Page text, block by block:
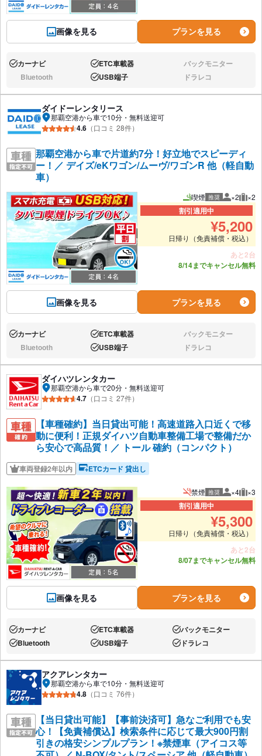
画像を見る プランを見る
あり:カーナビ あり:ETC車載器 なし:バックモニター
なし:Bluetooth あり:USB端子 なし:ドラレコ
ダイドーレンタリース
那覇空港から車で10分・無料送迎可
4.6 （口コミ 28件）
那覇空港から車で片道約7分！好立地でスピーディ
ー！／ デイズ/eKワゴン/ムーヴ/ワゴンR 他（軽自動
車）
画像を見る
喫煙 推奨 推奨人数
×2 推
×2
割引適用中
¥5,200
日帰り（免責補償・税込）
あと2台
8/14までキャンセル無料
プランを見る
あり:カーナビ あり:ETC車載器 なし:バックモニター
なし:Bluetooth あり:USB端子 なし:ドラレコ
ダイハツレンタカー
那覇空港から車で20分・無料送迎可
4.7 （口コミ 27件）
【車種確約】当日貸出可能！高速道路入口近くで移
動に便利！正規ダイハツ自動車整備工場で整備だか
ら安心で高品質！／ トール 確約（コンパクト）
車両登録2年以内 ETCカード 貸出し
画像を見る
禁煙 推奨 推奨人数
×4 推
×3
割引適用中
¥5,300
日帰り（免責補償・税込）
あと2台
8/07までキャンセル無料
プランを見る
あり:カーナビ あり:ETC車載器 あり:バックモニター
あり:Bluetooth あり:USB端子 あり:ドラレコ
アクアレンタカー
那覇空港から車で10分・無料送迎可
4.8 （口コミ 76件）
【当日貸出可能】【事前決済可】急なご利用でも安
心！【免責補償込】検索条件に応じて最大900円割
引きの格安シンプルプラン！※禁煙車（アイコス等